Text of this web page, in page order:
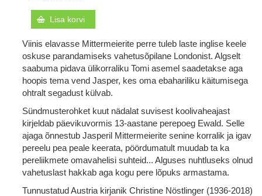
Lisa korvi
Viinis elavasse Mittermeierite perre tuleb laste inglise keele
oskuse parandamiseks vahetusõpilane Londonist. Algselt
saabuma pidava ülikorraliku Tomi asemel saadetakse aga
hoopis tema vend Jasper, kes oma ebahariliku käitumisega
ohtralt segadust külvab.
Sündmusterohket kuut nädalat suvisest koolivaheajast
kirjeldab päevikuvormis 13-aastane perepoeg Ewald. Selle
ajaga õnnestub Jasperil Mittermeierite senine korralik ja igav
pereelu pea peale keerata, pöördumatult muudab ta ka
pereliikmete omavahelisi suhteid... Alguses nuhtluseks olnud
vahetuslast hakkab aga kogu pere lõpuks armastama.
Tunnustatud Austria kirjanik Christine Nöstlinger (1936-2018)